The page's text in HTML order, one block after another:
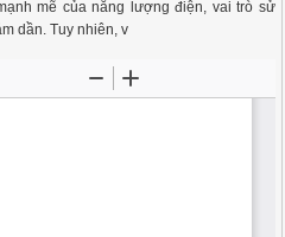
mẽ của năng lượng điện, vai trò sử
dần. Tuy nhiên, v